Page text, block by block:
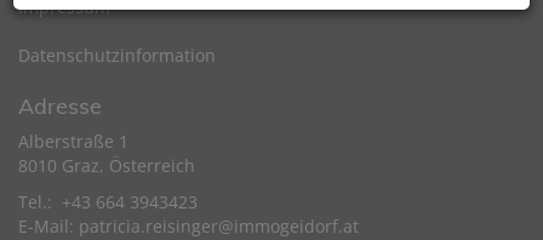
Impressum
Datenschutzinformation
Adresse
Alberstraße 1
8010 Graz, Österreich
Tel.: +43 664 3943423
E-Mail: patricia.reisinger@immogeidorf.at